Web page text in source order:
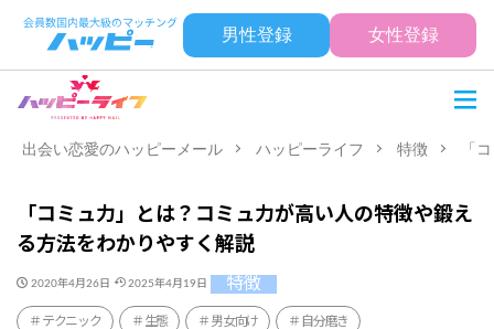
男性登録 女性登録
出会い恋愛のハッピーメール ハッピーライフ 特徴 「
「コミュ力」とは？コミュ力が高い人の特徴や鍛え
る方法をわかりやすく解説
2020年4月26日 2025年4月19日 特徴
テクニック 生態 男女向け 自分磨き